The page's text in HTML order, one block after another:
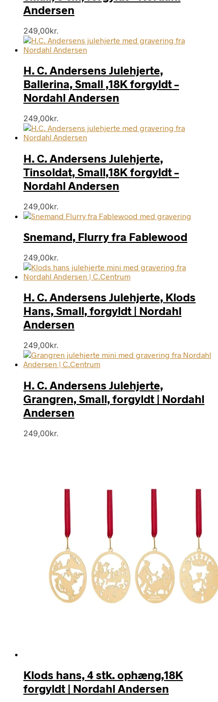
Andersen
249,00kr.
H. C. Andersens Julehjerte,
Ballerina, Small ,18K forgyldt –
Nordahl Andersen
249,00kr.
H. C. Andersens Julehjerte,
Tinsoldat, Small,18K forgyldt –
Nordahl Andersen
249,00kr.
Snemand, Flurry fra Fablewood
249,00kr.
H. C. Andersens Julehjerte, Klods
Hans, Small, forgyldt | Nordahl
Andersen
249,00kr.
H. C. Andersens Julehjerte,
Grangren, Small, forgyldt | Nordahl
Andersen
249,00kr.
Klods hans, 4 stk. ophæng,18K
forgyldt | Nordahl Andersen